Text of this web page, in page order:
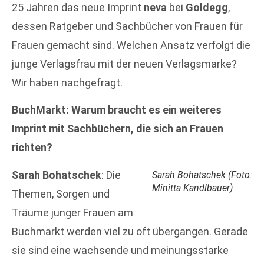
25 Jahren das neue Imprint neva bei Goldegg,
dessen Ratgeber und Sachbücher von Frauen für
Frauen gemacht sind. Welchen Ansatz verfolgt die
junge Verlagsfrau mit der neuen Verlagsmarke?
Wir haben nachgefragt.
BuchMarkt: Warum braucht es ein weiteres
Imprint mit Sachbüchern, die sich an Frauen
richten?
Sarah Bohatschek (Foto:
Minitta Kandlbauer)
Sarah Bohatschek: Die
Themen, Sorgen und
Träume junger Frauen am
Buchmarkt werden viel zu oft übergangen. Gerade
sie sind eine wachsende und meinungsstarke